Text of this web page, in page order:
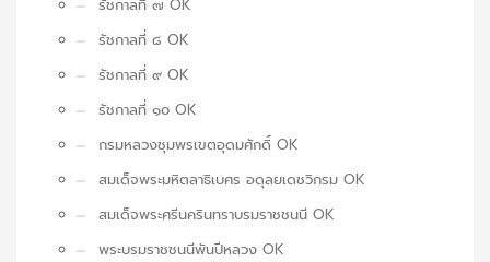
รัชกาลที่ ๗ OK
รัชกาลที่ ๘ OK
รัชกาลที่ ๙ OK
รัชกาลที่ ๑๐ OK
กรมหลวงชุมพรเขตอุดมศักดิ์ OK
สมเด็จพระมหิตลาธิเบศร อดุลยเดชวิกรม OK
สมเด็จพระศรีนครินทราบรมราชชนนี OK
พระบรมราชชนนีพันปีหลวง OK